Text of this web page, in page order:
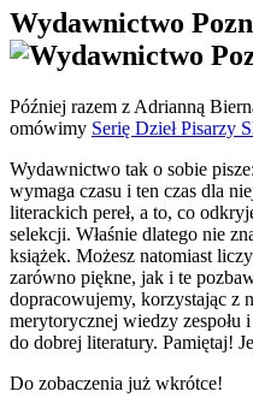
Wydawnictwo
Później razem z Adrianną
omówimy Serię Dzieł Pisarzy
Wydawnictwo tak o sobie
wymaga czasu i ten czas dla
literackich pereł, a to, co
selekcji. Właśnie dlatego nie
książek. Możesz natomiast
zarówno piękne, jak i te
dopracowujemy, korzystając z
merytorycznej wiedzy zespołu
do dobrej literatury. Pamiętaj!
Do zobaczenia już wkrótce!